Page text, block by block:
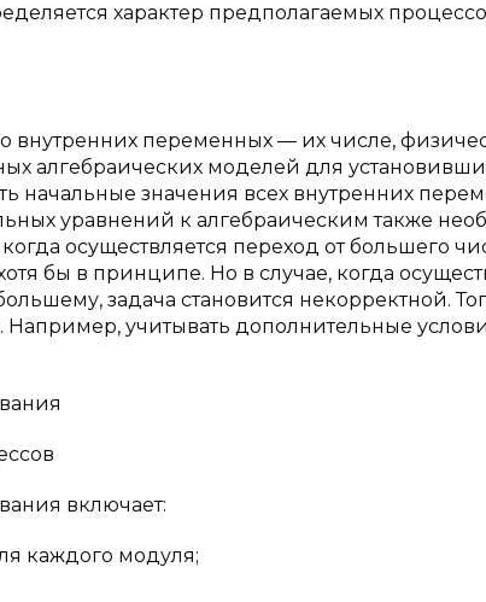
характер предполагаемых
внутренних переменных — их числе,
алгебраических моделей для
начальные значения всех внутренних
уравнений к алгебраическим также
осуществляется переход от большего
бы в принципе. Но в случае, когда
задача становится некорректной.
учитывать дополнительные
включает:
каждого модуля;